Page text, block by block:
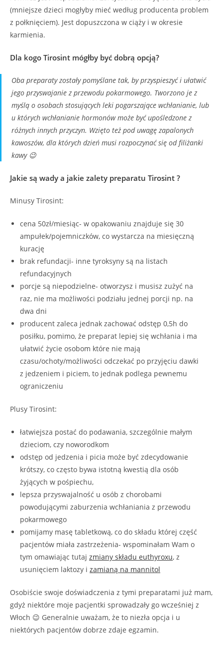
(mniejsze dzieci mogłyby mieć według producenta problem
z połknięciem). Jest dopuszczona w ciąży i w okresie
karmienia.
Dla kogo Tirosint mógłby być dobrą opcją?
Oba preparaty zostały pomyślane tak, by przyspieszyć i ułatwić
jego przyswajanie z przewodu pokarmowego. Tworzono je z
myślą o osobach stosujących leki pogarszające wchłanianie, lub
u których wchłanianie hormonów może być upośledzone z
różnych innych przyczyn. Wzięto też pod uwagę zapalonych
kawoszów, dla których dzień musi rozpoczynać się od filiżanki
kawy 😉
Jakie są wady a jakie zalety preparatu Tirosint ?
Minusy Tirosint:
cena 50zł/miesiąc- w opakowaniu znajduje się 30
ampułek/pojemniczków, co wystarcza na miesięczną
kurację
brak refundacji- inne tyroksyny są na listach
refundacyjnych
porcje są niepodzielne- otworzysz i musisz zużyć na
raz, nie ma możliwości podziału jednej porcji np. na
dwa dni
producent zaleca jednak zachować odstęp 0,5h do
posiłku, pomimo, że preparat lepiej się wchłania i ma
ułatwić życie osobom które nie mają
czasu/ochoty/możliwości odczekać po przyjęciu dawki
z jedzeniem i piciem, to jednak podlega pewnemu
ograniczeniu
Plusy Tirosint:
łatwiejsza postać do podawania, szczególnie małym
dzieciom, czy noworodkom
odstęp od jedzenia i picia może być zdecydowanie
krótszy, co często bywa istotną kwestią dla osób
żyjących w pośpiechu,
lepsza przyswajalność u osób z chorobami
powodującymi zaburzenia wchłaniania z przewodu
pokarmowego
pomijamy masę tabletkową, co do składu której część
pacjentów miała zastrzeżenia- wspominałam Wam o
tym omawiając tutaj zmiany składu euthyroxu, z
usunięciem laktozy i zamianą na mannitol
Osobiście swoje doświadczenia z tymi preparatami już mam,
gdyż niektóre moje pacjentki sprowadzały go wcześniej z
Włoch 😉 Generalnie uważam, że to niezła opcja i u
niektórych pacjentów dobrze zdaje egzamin.